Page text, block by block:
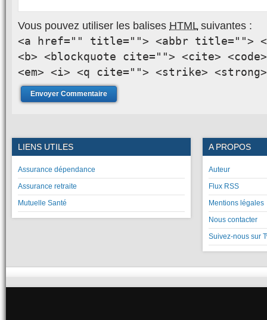
Vous pouvez utiliser les balises HTMLsuivantes :
<a href="" title=""> <abbr title="">
<b> <blockquote cite=""> <cite>
<em> <i> <q cite=""> <strike> <strong>
LIENS UTILES
Assurance dépendance
Assurance retraite
Mutuelle Santé
A PROPOS
Auteur
Flux RSS
Mentions légales
Nous contacter
Suivez-nous sur